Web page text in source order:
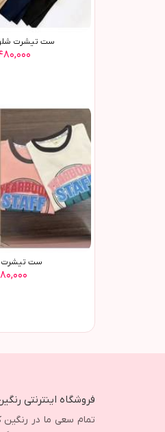
ست تیشرت شلوار
۱,۴۸۰,۰۰۰
ست تیشرت
۹۸۰,۰۰۰
فروشگاه اینترنتی
تمام سعی ما در رنگین